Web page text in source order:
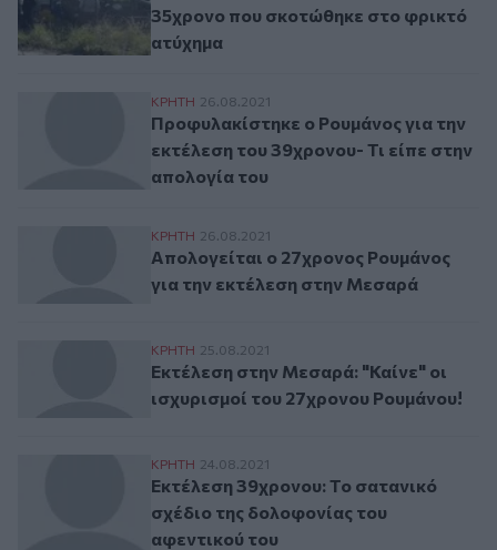
35χρονο που σκοτώθηκε στο φρικτό
ατύχημα
Προφυλακίστηκε ο Ρουμάνος για την
ΚΡΗΤΗ 26.08.2021
Προφυλακίστηκε ο Ρουμάνος για την
εκτέλεση του 39χρονου- Τι είπε στην
απολογία του
Απολογείται ο 27χρονος Ρουμάνος για
ΚΡΗΤΗ 26.08.2021
Απολογείται ο 27χρονος Ρουμάνος
για την εκτέλεση στην Μεσαρά
Εκτέλεση στην Μεσαρά: "Καίνε" οι
ΚΡΗΤΗ 25.08.2021
Εκτέλεση στην Μεσαρά: "Καίνε" οι
ισχυρισμοί του 27χρονου Ρουμάνου!
Εκτέλεση 39χρονου: Το σατανικό σχέδιο
ΚΡΗΤΗ 24.08.2021
Εκτέλεση 39χρονου: Το σατανικό
σχέδιο της δολοφονίας του
αφεντικού του